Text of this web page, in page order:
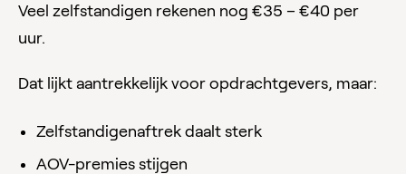
Veel zelfstandigen rekenen nog €35 – €40 per
uur.
Dat lijkt aantrekkelijk voor opdrachtgevers, maar:
Zelfstandigenaftrek daalt sterk
AOV-premies stijgen